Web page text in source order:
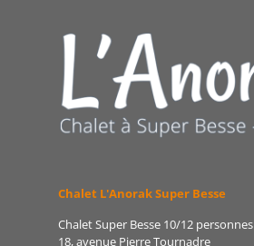
Chalet L'Anorak Super Besse
Chalet Super Besse 10/12 personnes
18, avenue Pierre Tournadre